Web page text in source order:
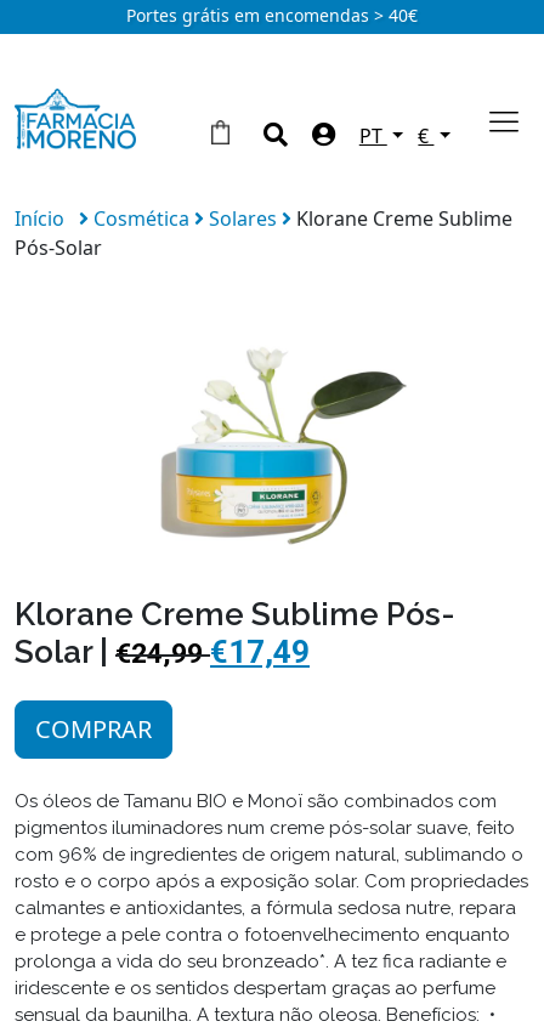
Portes grátis em encomendas > 40€
PT €
Início Cosmética Solares
Klorane Creme Sublime
Pós-Solar
Klorane Creme Sublime Pós-
Solar | €24,99€17,49
COMPRAR
Os óleos de Tamanu BIO e Monoï são combinados com
pigmentos iluminadores num creme pós-solar suave, feito
com 96% de ingredientes de origem natural, sublimando o
rosto e o corpo após a exposição solar. Com propriedades
calmantes e antioxidantes, a fórmula sedosa nutre, repara
e protege a pele contra o fotoenvelhecimento enquanto
prolonga a vida do seu bronzeado*. A tez fica radiante e
iridescente e os sentidos despertam graças ao perfume
sensual da baunilha. A textura não oleosa. Benefícios: •